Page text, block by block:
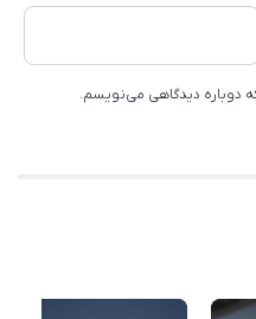
که دوباره دیدگاهی می‌نویسم.